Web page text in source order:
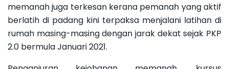
memanah juga terkesan kerana pemanah yang aktif
berlatih di padang kini terpaksa menjalani latihan di
rumah masing-masing dengan jarak dekat sejak PKP
2.0 bermula Januari 2021.